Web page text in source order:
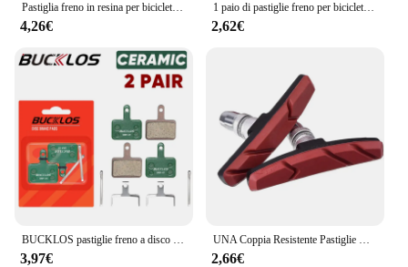
Pastiglia freno in resina per bicicletta Mtb per Shimano M375 M445 Mt200 Bb5 Bb7 pastiglie freno a disco idraulico per bici da strada di montagna
4,26€
1 paio di pastiglie freno per bicicletta MTB Semi-metallo per B01s SHIMANO SRAM AVID HAYES Magura ZOOM parti per bici da ciclismo pastiglie freno a disco idraulico
2,62€
BUCKLOS pastiglie freno a disco Hydarulic in ceramica per SHIMANO B01S B05S 1/2/4/6/8/10 paia pastiglie freno MTB pastiglie freno a disco resistenti all'usura
3,97€
UNA Coppia Resistente Pastiglie Dei Freni Della Bicicletta Silenziosa Bicicletta V Brake Pad Holder Scarpe Blocchi di Gomma Pad Per Lunga durata prestazioni
2,66€